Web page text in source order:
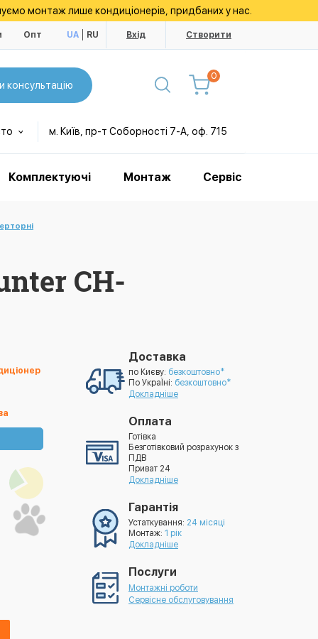
монтаж лише кондиціонерів, придбаних у нас.
Опт UA RU Вхід Створити
консультацію
0
м. Київ, пр-т Соборності 7-А, оф. 715
Комплектуючі Монтаж Сервіс
CH-
Доставка
по Києву: безкоштовно*
По УкраЇні: безкоштовно*
Докладніше
Оплата
Готівка
Безготівковий розрахунок з
ПДВ
Приват 24
Докладніше
Гарантія
Устаткування: 24 місяці
Монтаж: 1 рік
Докладніше
Послуги
Монтажні роботи
Сервісне обслуговування